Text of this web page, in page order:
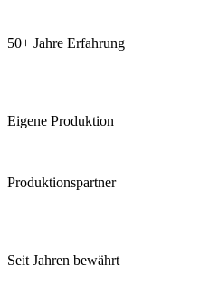
50+ Jahre Erfahrung
Eigene Produktion
Produktionspartner
Seit Jahren bewährt